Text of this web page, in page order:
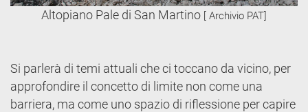
Altopiano Pale di San Martino [ Archivio PAT]
Si parlerà di temi attuali che ci toccano da vicino, per
approfondire il concetto di limite non come una
barriera, ma come uno spazio di riflessione per capire